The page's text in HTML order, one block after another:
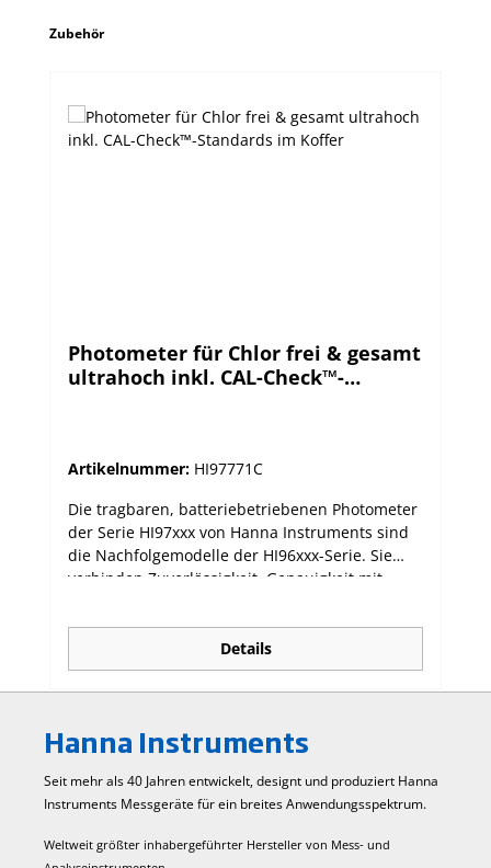
Produktgalerie überspringen
Zubehör
Photometer für Chlor frei & gesamt
ultrahoch inkl. CAL-Check™-
Artikelnummer: HI97771C
Die tragbaren, batteriebetriebenen Photometer
der Serie HI97xxx von Hanna Instruments sind
die Nachfolgemodelle der HI96xxx-Serie. Sie
verbinden Zuverlässigkeit, Genauigkeit mit
Photometer sind für viele unterschiedliche
Einzelparameter oder für eine Auswahl
verwandter Parameter verfügbar. Die neue
Serie hat ein fortschrittliches optisches System,
Schmalband-Interferenzfilter verwendet, der
ermöglicht. Das optische System ist gegen
Staub, Schmutz und Wasser von außen
dass sichergestellt ist, dass die Küvetten jedes
Details
Hanna Instruments
Seit mehr als 40 Jahren entwickelt, designt und produziert Hanna
Instruments Mess­geräte für ein breites Anwendungs­spektrum.
Weltweit größter inhabergeführter Hersteller von Mess- und